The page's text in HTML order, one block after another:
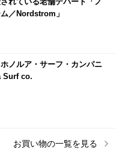
／Nordstrom」
ホノルア・サーフ・カンパニ
Surf co.
お買い物の一覧を見る